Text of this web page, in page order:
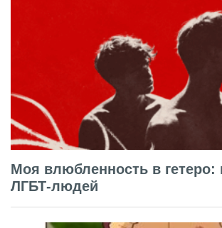
Моя влюбленность в гетеро:
ЛГБТ-людей